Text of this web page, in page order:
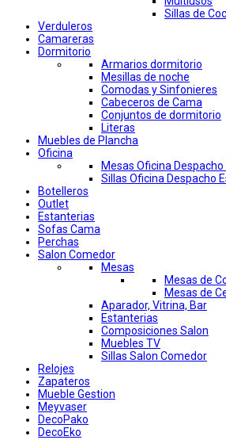
Sillas de
Verduleros
Camareras
Dormitorio
Armarios dormitorio
Mesillas de noche
Comodas y Sinfonieres
Cabeceros de Cama
Conjuntos de dormitorio
Literas
Muebles de Plancha
Oficina
Mesas Oficina
Sillas Oficina Despacho
Botelleros
Outlet
Estanterias
Sofas Cama
Perchas
Salon Comedor
Mesas
Mesas de
Mesas de
Aparador, Vitrina, Bar
Estanterias
Composiciones Salon
Muebles TV
Sillas Salon Comedor
Relojes
Zapateros
Mueble Gestion
Meyvaser
DecoPako
DecoEko